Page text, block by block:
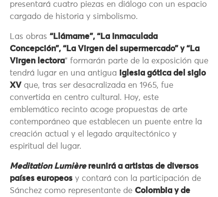
presentará cuatro piezas en diálogo con un espacio
cargado de historia y simbolismo.
Las obras “Llámame”, “La Inmaculada
Concepción”, “La Virgen del supermercado” y “La
Virgen lectora” formarán parte de la exposición que
tendrá lugar en una antigua iglesia gótica del siglo
XV que, tras ser desacralizada en 1965, fue
convertida en centro cultural. Hoy, este
emblemático recinto acoge propuestas de arte
contemporáneo que establecen un puente entre la
creación actual y el legado arquitectónico y
espiritual del lugar.
Meditation Lumièrereunirá a artistas de diversos
países europeos y contará con la participación de
Sánchez como representante de Colombia y de